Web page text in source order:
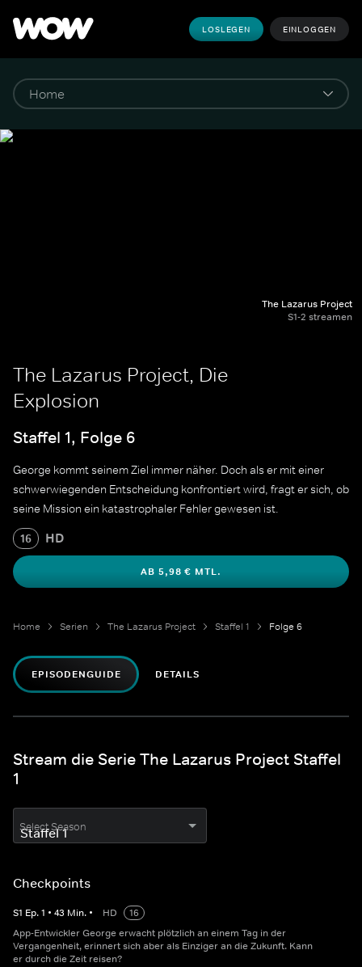
LOSLEGEN EINLOGGEN
The Lazarus Project
S1-2 streamen
The Lazarus Project, Die
Explosion
Staffel 1, Folge 6
George kommt seinem Ziel immer näher. Doch als er mit einer
schwerwiegenden Entscheidung konfrontiert wird, fragt er sich, ob
seine Mission ein katastrophaler Fehler gewesen ist.
16 HD
AB 5,98 € MTL.
Home Serien The Lazarus Project Staffel 1 Folge 6
EPISODENGUIDE DETAILS
Stream die Serie The Lazarus Project Staffel
1
Select Season
Checkpoints
S1 Ep.1 • 43 Min. • HD
16
App-Entwickler George erwacht plötzlich an einem Tag in der
Vergangenheit, erinnert sich aber als Einziger an die Zukunft. Kann
er durch die Zeit reisen?